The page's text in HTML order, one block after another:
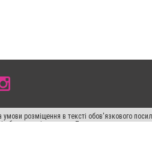
розміщення в тексті обов'язкового
або в якості джерела. Порушення виняткових